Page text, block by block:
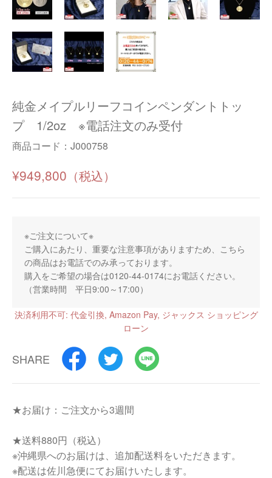
純金メイプルリーフコインペンダントトッ
プ 1/2oz ※電話注文のみ受付
商品コード： J000758
¥949,800
※ご注文について※
ご購入にあたり、重要な注意事項がありますため、こちら
の商品はお電話でのみ承っております。
購入をご希望の場合は0120-44-0174にお電話ください。
（営業時間 平日9:00～17:00）
決済利用不可: 代金引換, Amazon Pay, ジャックス ショッピング
ローン
SHARE
★お届け：ご注文から3週間
★送料880円（税込）
※沖縄県へのお届けは、追加配送料をいただきます。
※配送は佐川急便にてお届けいたします。